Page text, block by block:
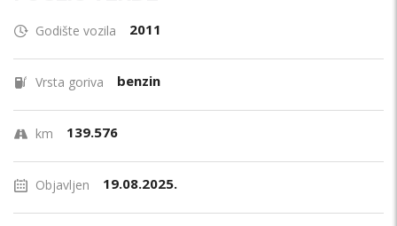
Godište vozila 2011
Vrsta goriva benzin
km 139.576
Objavljen 19.08.2025.